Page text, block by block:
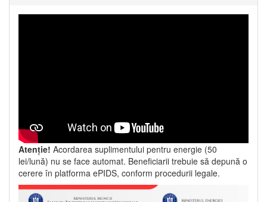
Atenție! Acordarea suplimentului pentru energie (50
lei/lună) nu se face automat. Beneficiarii trebuie să depună o
cerere în platforma ePIDS, conform procedurii legale.